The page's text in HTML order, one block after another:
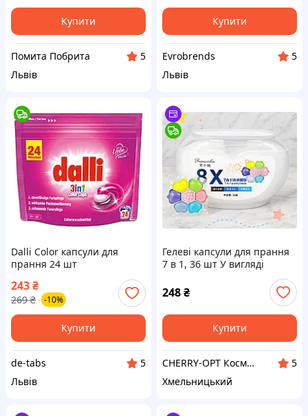
Купити
Помита Побрита
5
Львів
Купити
Evrobrends
5
Львів
Dalli Color капсули для
прання 24 шт
243₴
269 ₴ -10%
Купити
de-tabs
5
Львів
Гелеві капсули для прання
7 в 1, 36 шт У вигляді
248₴
Купити
CHERRY-OPT Косметика оптом
5
Хмельницький